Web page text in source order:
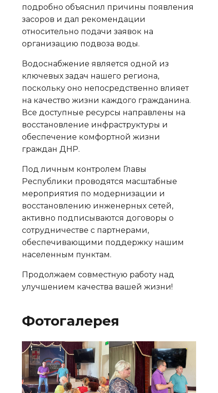
подробно объяснил причины появления
засоров и дал рекомендации
относительно подачи заявок на
организацию подвоза воды.
Водоснабжение является одной из
ключевых задач нашего региона,
поскольку оно непосредственно влияет
на качество жизни каждого гражданина.
Все доступные ресурсы направлены на
восстановление инфраструктуры и
обеспечение комфортной жизни
граждан ДНР.
Под личным контролем Главы
Республики проводятся масштабные
мероприятия по модернизации и
восстановлению инженерных сетей,
активно подписываются договоры о
сотрудничестве с партнерами,
обеспечивающими поддержку нашим
населенным пунктам.
Продолжаем совместную работу над
улучшением качества вашей жизни!
Фотогалерея